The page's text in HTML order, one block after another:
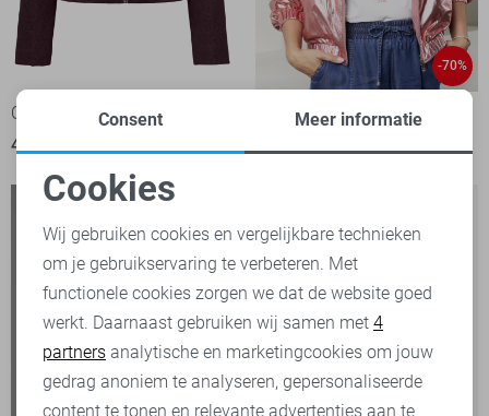
Only Jas
49,99
-70%
Zoso Jas
Noodzakelijke cookies
Personalisatie cookies
Analytische cookies
Marketing cookies
Consent Meer informatie
Cookies
Wij gebruiken cookies en vergelijkbare technieken
om je gebruikservaring te verbeteren. Met
functionele cookies zorgen we dat de website goed
werkt. Daarnaast gebruiken wij samen met 4
partners analytische en marketingcookies om jouw
gedrag anoniem te analyseren, gepersonaliseerde
content te tonen en relevante advertenties aan te